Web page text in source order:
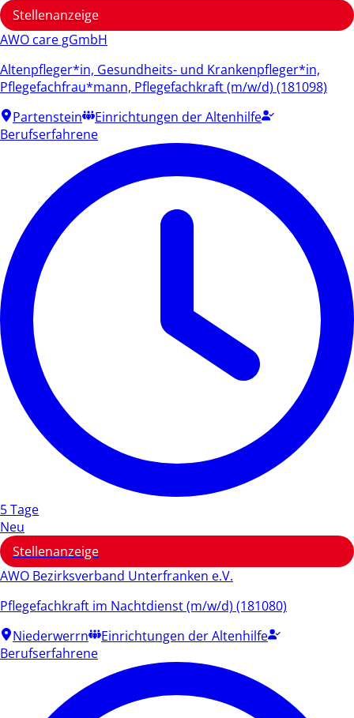
Stellenanzeige
AWO care gGmbH
Altenpfleger*in, Gesundheits- und Krankenpfleger*in,
Pflegefachfrau*mann, Pflegefachkraft (m/w/d) (181098)
Partenstein
Einrichtungen der Altenhilfe
Berufserfahrene
5 Tage
Neu
Stellenanzeige
AWO Bezirksverband Unterfranken e.V.
Pflegefachkraft im Nachtdienst (m/w/d) (181080)
Niederwerrn
Einrichtungen der Altenhilfe
Berufserfahrene